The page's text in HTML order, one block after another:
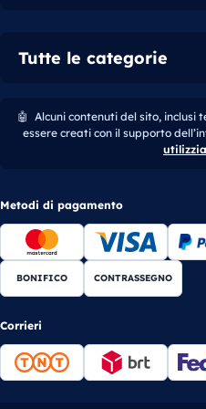
Tutte le categorie
🤖 Alcuni contenuti del sito, inclusi
essere creati con il supporto
Metodi di pagamento
BONIFICO CONTRASSEGNO
Corrieri